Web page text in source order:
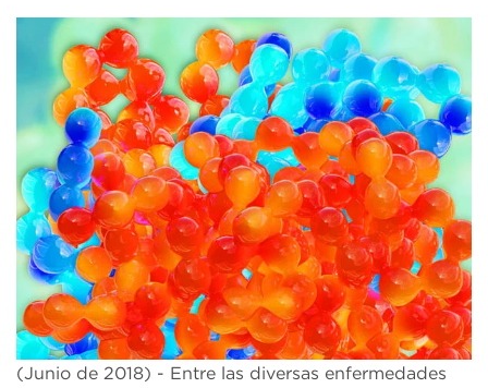
(Junio de 2018) - Entre las diversas enfermedades